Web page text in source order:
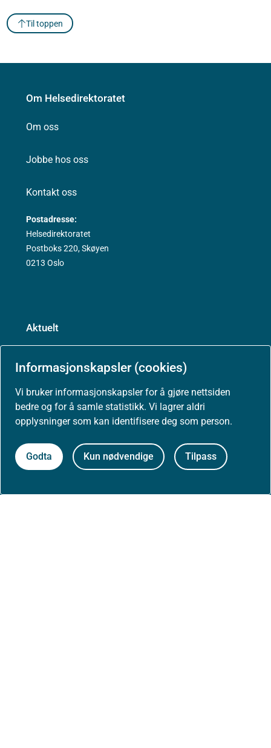
Informasjonskapsler (cookies)
Vi bruker informasjonskapsler for å gjøre nettsiden
bedre og for å samle statistikk. Vi lagrer aldri
opplysninger som kan identifisere deg som person.
Godta Kun nødvendige Tilpass
Til toppen
Om Helsedirektoratet
Om oss
Jobbe hos oss
Kontakt oss
Postadresse:
Helsedirektoratet
Postboks 220, Skøyen
0213 Oslo
Aktuelt
Arrangementer
Høringer
Presse